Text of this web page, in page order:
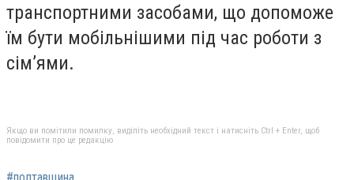
транспортними засобами, що допоможе
їм бути мобільнішими під час роботи з
сім’ями.
Якщо ви помітили помилку, виділіть необхідний текст і натисніть Ctrl + Enter, щоб
повідомити про це редакцію
#полтавщина